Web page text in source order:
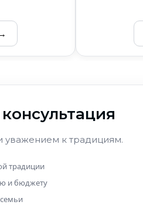
уважением к традициям.
традиции
и бюджету